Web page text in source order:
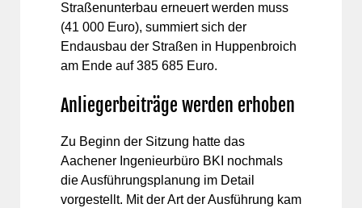
Straßenunterbau erneuert werden muss
(41 000 Euro), summiert sich der
Endausbau der Straßen in Huppenbroich
am Ende auf 385 685 Euro.
Anliegerbeiträge werden erhoben
Zu Beginn der Sitzung hatte das
Aachener Ingenieurbüro BKI nochmals
die Ausführungsplanung im Detail
vorgestellt. Mit der Art der Ausführung kam